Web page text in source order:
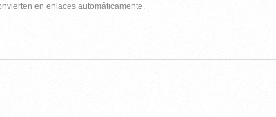
en enlaces automáticamente.